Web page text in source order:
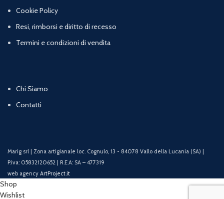
Cookie Policy
Resi, rimborsi e diritto di recesso
Termini e condizioni di vendita
Chi Siamo
Contatti
Marig srl | Zona artigianale loc. Cognulo, 13 - 84078 Vallo della Lucania (SA) |
P.iva: 05832120652 | R.E.A: SA – 477319
web agency ArtProject.it
Shop
Wishlist